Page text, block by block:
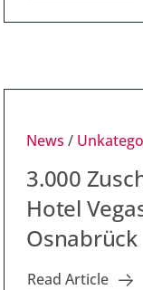
News /
3.000
Hotel
Osnabrück
Read Article